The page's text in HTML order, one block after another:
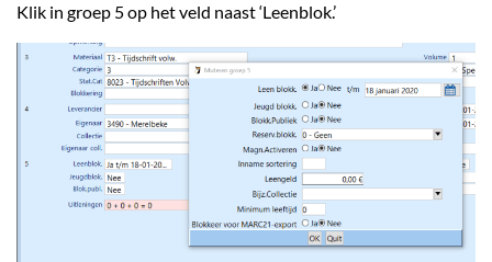
Klik in groep 5 op het veld naast ‘Leenblok.’